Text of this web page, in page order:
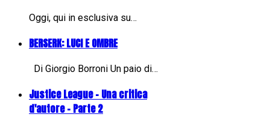
Oggi, qui in esclusiva su…
BERSERK: LUCI E OMBRE
Di Giorgio Borroni Un paio di…
Justice League - Una critica
d'autore - Parte 2